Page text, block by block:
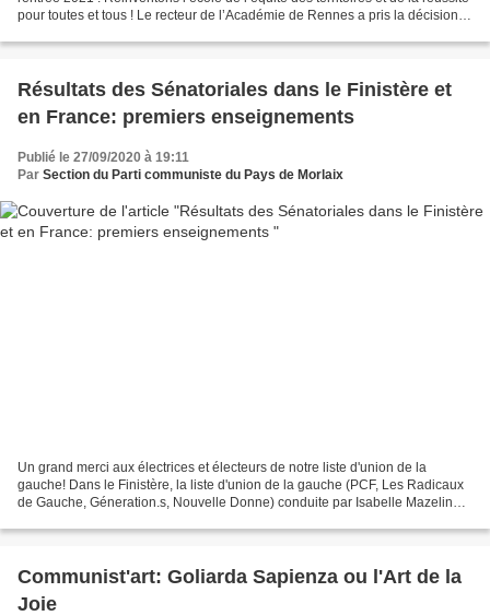
pour toutes et tous ! Le recteur de l’Académie de Rennes a pris la décision
Résultats des Sénatoriales dans le Finistère et
en France: premiers enseignements
Publié le 27/09/2020 à 19:11
Par Section du Parti communiste du Pays de Morlaix
Un grand merci aux électrices et électeurs de notre liste d'union de la
gauche! Dans le Finistère, la liste d'union de la gauche (PCF, Les Radicaux
de Gauche, Géneration.s, Nouvelle Donne) conduite par Isabelle Mazelin
Communist'art: Goliarda Sapienza ou l'Art de la
Joie